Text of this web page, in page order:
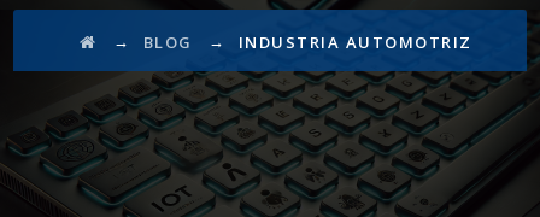
→ BLOG → INDUSTRIA AUTOMOTRIZ